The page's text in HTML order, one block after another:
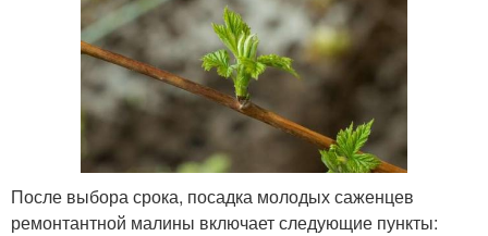
После выбора срока, посадка молодых саженцев
ремонтантной малины включает следующие пункты: